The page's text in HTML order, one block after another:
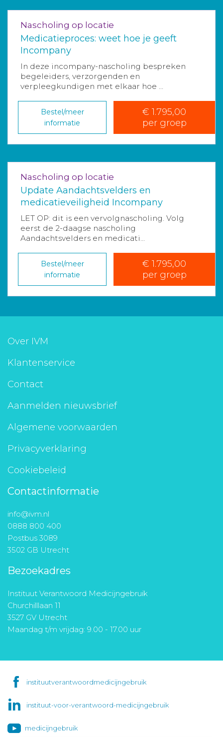
Nascholing op locatie
Medicatieproces: weet hoe je geeft
Incompany
In deze incompany-nascholing bespreken
begeleiders, verzorgenden en
verpleegkundigen met elkaar hoe ...
Bestel/meer
informatie
€ 1.795,00
per groep
Nascholing op locatie
Update Aandachtsvelders en
medicatieveiligheid Incompany
LET OP: dit is een vervolgnascholing. Volg
eerst de 2-daagse nascholing
Aandachtsvelders en medicati...
Bestel/meer
informatie
€ 1.795,00
per groep
Over IVM
Klantenservice
Contact
Aanmelden nieuwsbrief
Algemene voorwaarden
Privacyverklaring
Cookiebeleid
Contactinformatie
info@ivm.nl
0888 800 400
Postbus 3089
3502 GB Utrecht
Bezoekadres
Instituut Verantwoord Medicijngebruik
Churchilllaan 11
3527 GV Utrecht
Maandag t/m vrijdag: 9.00 - 17.00 uur
instituutverantwoordmedicijngebruik
instituut-voor-verantwoord-medicijngebruik
medicijngebruik